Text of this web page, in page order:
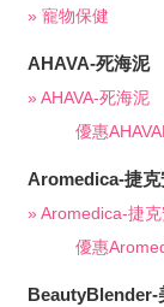
» 寵物保健
AHAVA-死海泥
» AHAVA-死海泥
優惠
Aromedica-捷克
» Aromedica-捷
優惠
BeautyBlender-